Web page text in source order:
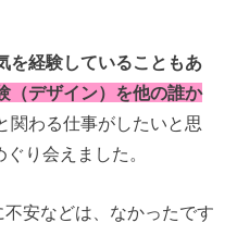
を経験していることもあ
（デザイン）を他の誰か
関わる仕事がしたいと思
り会えました。
安などは、なかったです